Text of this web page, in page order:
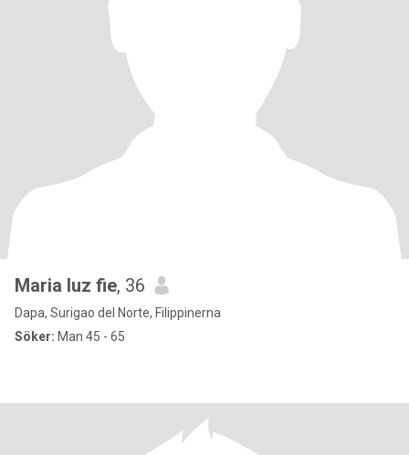
Maria luz fie, 36
Dapa, Surigao del Norte, Filippinerna
Söker: Man 45 - 65